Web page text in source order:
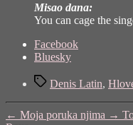
Misao dana:
You can cage the
Share
"Ne
nam
Šprajca!"
Facebook
Bluesky
TagsDenis Latin,
← Moja poruka njima →